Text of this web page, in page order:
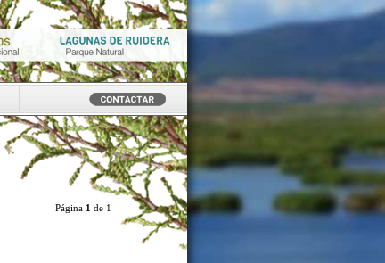
Página 1 de 1